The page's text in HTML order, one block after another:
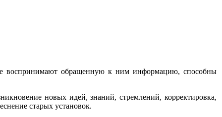
воспринимают обращенную к ним информацию, способны
новых идей, знаний, стремлений, корректировка,
старых установок.